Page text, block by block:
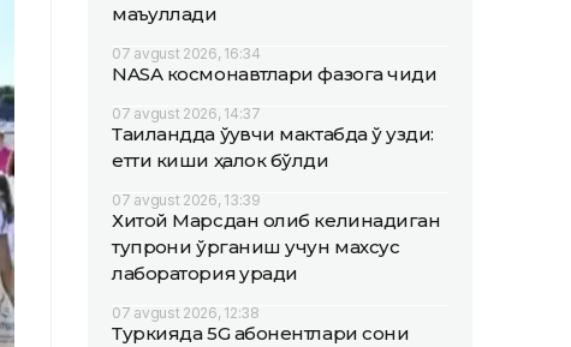
маъқуллади
07 avgust 2026, 16:34
NASA космонавтлари фазога чиқди
07 avgust 2026, 14:37
Таиландда ўқувчи мактабда ўқ узди:
етти киши ҳалок бўлди
07 avgust 2026, 13:39
Хитой Марсдан олиб келинадиган
тупроқни ўрганиш учун махсус
лаборатория қуради
07 avgust 2026, 12:38
Туркияда 5G абонентлари сони